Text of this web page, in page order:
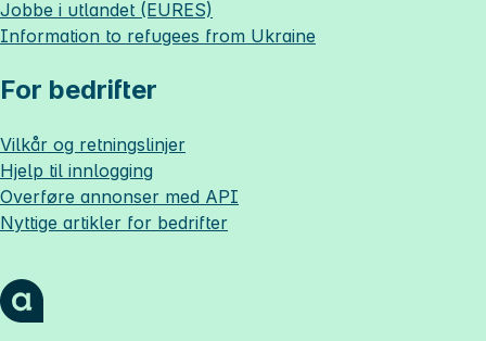
Jobbe i utlandet (EURES)
Information to refugees from Ukraine
For bedrifter
Vilkår og retningslinjer
Hjelp til innlogging
Overføre annonser med API
Nyttige artikler for bedrifter